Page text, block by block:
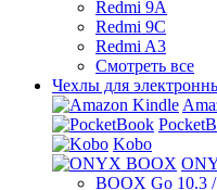
Redmi 9A
Redmi 9C
Redmi A3
Смотреть все
Чехлы для
Kobo
BOOX Go 10.3